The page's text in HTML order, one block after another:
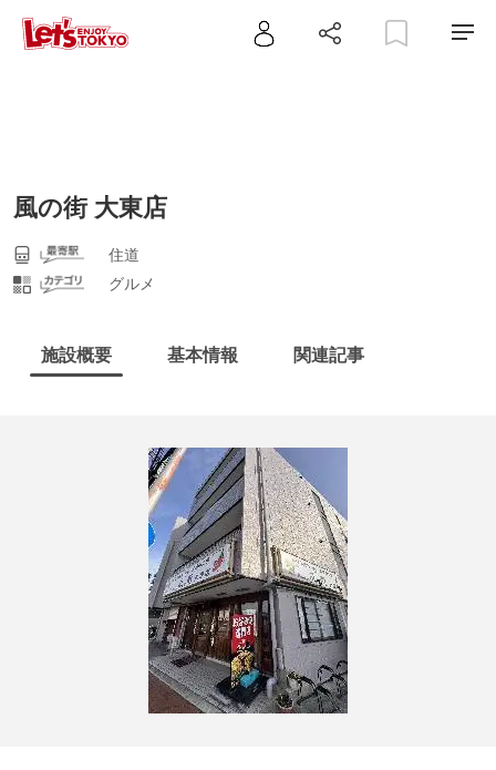
風の街 大東店
住道
グルメ
施設概要 基本情報 関連記事